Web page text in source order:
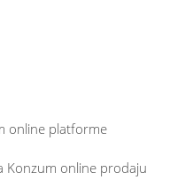
online platforme
Konzum online prodaju